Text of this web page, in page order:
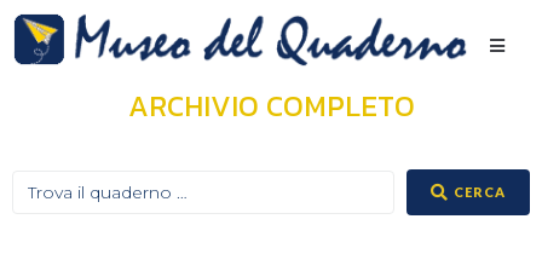
ARCHIVIO COMPLETO
CERCA